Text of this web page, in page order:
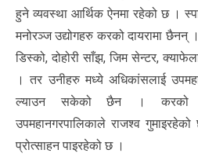
हुने व्यवस्था आर्थिक ऐनमा रहेको छ ।
मनोरञ्ज उद्योगहरु करको दायरामा छैनन्
डिस्को, दोहोरी साँझ, जिम सेन्टर,
। तर उनीहरु मध्ये अधिकांसलाई
ल्याउन सकेको छैन । करको
उपमहानगरपालिकाले राजश्व
प्रोत्साहन पाइरहेको छ ।